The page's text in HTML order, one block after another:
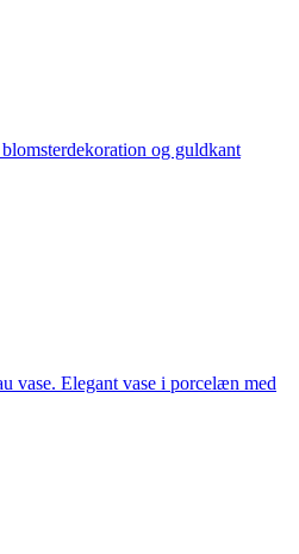
og guldkant
vase. Elegant vase i porcelæn med